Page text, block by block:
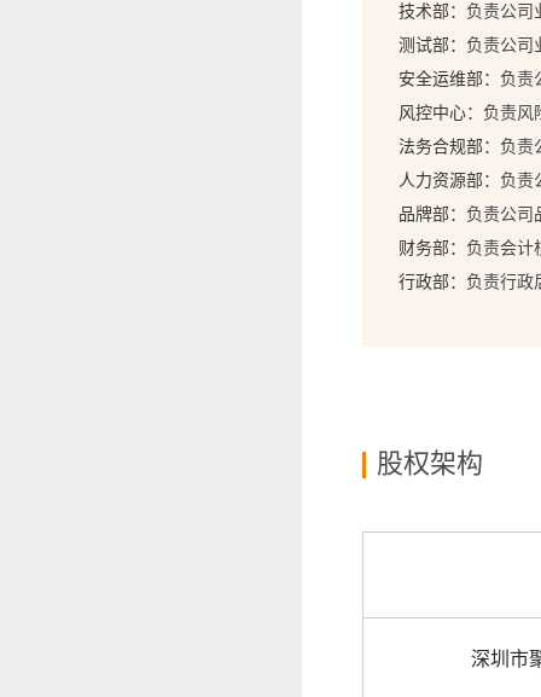
技术部： 负责公司
测试部： 负责公司
安全运维部： 负责
风控中心： 负责风
法务合规部： 负责
人力资源部： 负责
品牌部： 负责公司
财务部： 负责会计
行政部： 负责行政
股权架构
深圳市